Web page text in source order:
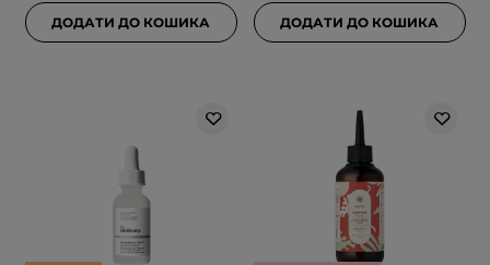
ДОДАТИ ДО КОШИКА ДОДАТИ ДО КОШИКА